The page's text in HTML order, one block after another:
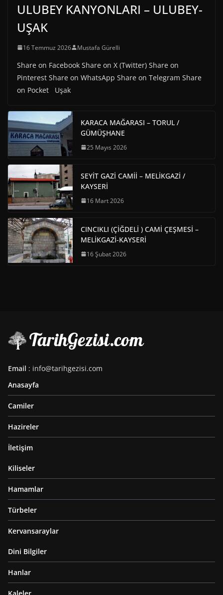
ULUBEY KANYONLARI – ULUBEY-
UŞAK
16 Temmuz 2026 Mustafa Gürelli
Share on Facebook Share on X (Twitter) Share on
Pinterest Share on WhatsApp Share on Telegram Share
on Pocket Uşak
KARACA MAĞARASI – TORUL /
GÜMÜŞHANE
25 Mayıs 2026
SEYİT GAZİ CAMİİ – MELİKGAZİ /
KAYSERİ
16 Mart 2026
CINCIKLI (ÇİĞDELİ ) CAMİ ÇEŞMESİ –
MELİKGAZİ-KAYSERİ
16 Şubat 2026
Email : info@tarihgezisi.com
Anasayfa
Camiler
Hazireler
İletişim
Kiliseler
Hamamlar
Türbeler
Kervansaraylar
Dini Bilgiler
Hanlar